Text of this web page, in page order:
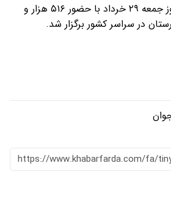
نمونه‌دولتی سال ۱۴۰۵ روز جمعه ۲۹ خرداد با حضور ۵۱۶ هزار و
https://www.khabarfarda.com/fa/